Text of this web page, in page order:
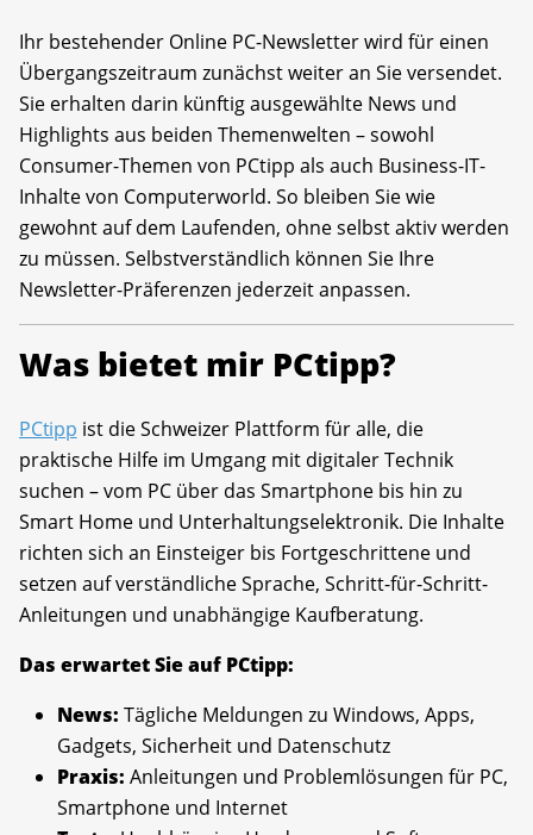
Ihr bestehender Online PC-Newsletter wird für einen
Übergangszeitraum zunächst weiter an Sie versendet.
Sie erhalten darin künftig ausgewählte News und
Highlights aus beiden Themenwelten – sowohl
Consumer-Themen von PCtipp als auch Business-IT-
Inhalte von Computerworld. So bleiben Sie wie
gewohnt auf dem Laufenden, ohne selbst aktiv werden
zu müssen. Selbstverständlich können Sie Ihre
Newsletter-Präferenzen jederzeit anpassen.
Was bietet mir PCtipp?
PCtipp ist die Schweizer Plattform für alle, die
praktische Hilfe im Umgang mit digitaler Technik
suchen – vom PC über das Smartphone bis hin zu
Smart Home und Unterhaltungselektronik. Die Inhalte
richten sich an Einsteiger bis Fortgeschrittene und
setzen auf verständliche Sprache, Schritt-für-Schritt-
Anleitungen und unabhängige Kaufberatung.
Das erwartet Sie auf PCtipp:
News: Tägliche Meldungen zu Windows, Apps,
Gadgets, Sicherheit und Datenschutz
Praxis: Anleitungen und Problemlösungen für PC,
Smartphone und Internet